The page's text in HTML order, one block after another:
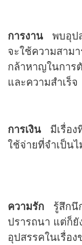
การงาน พบอุป
จะใช้ความสาม
กล้าหาญในการ
และความสำเร็จ
การเงิน
มีเรื่อ
ใช้จ่ายที่จำเป็น
ความรัก รู้สึกนึ
ปรารถนา แต่ก็ยั
อุปสรรคในเรื่อ